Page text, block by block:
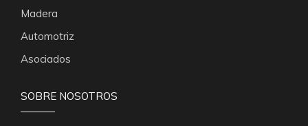
Madera
Automotriz
Asociados
SOBRE NOSOTROS